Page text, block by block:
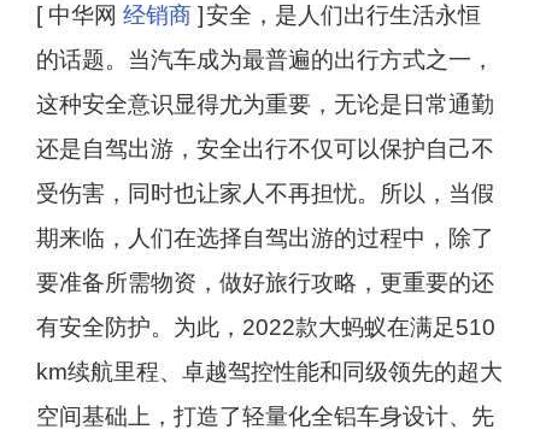
[ 中华网 经销商] 安全，是人们出行生活永恒
的话题。当汽车成为最普遍的出行方式之一，
这种安全意识显得尤为重要，无论是日常通勤
还是自驾出游，安全出行不仅可以保护自己不
受伤害，同时也让家人不再担忧。所以，当假
期来临，人们在选择自驾出游的过程中，除了
要准备所需物资，做好旅行攻略，更重要的还
有安全防护。为此，2022款大蚂蚁在满足510
km续航里程、卓越驾控性能和同级领先的超大
空间基础上，打造了轻量化全铝车身设计、先